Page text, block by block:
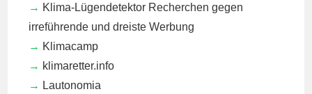
Klima-Lügendetektor Recherchen gegen
irreführende und dreiste Werbung
Klimacamp
klimaretter.info
Lautonomia